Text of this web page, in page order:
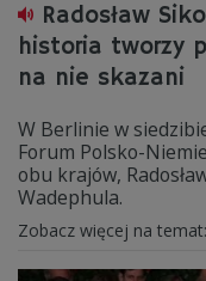
Radosław
historia tworzy
na nie skazani
W Berlinie w
Forum Polsko-
obu krajów,
Wadephula.
Zobacz więcej na temat: